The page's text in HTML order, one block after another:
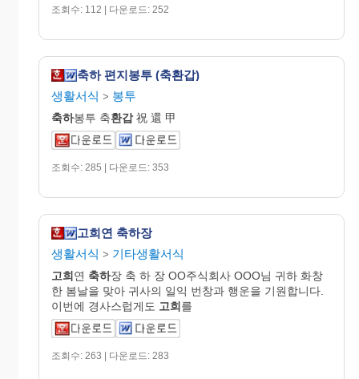
조회수: 112 | 다운로드: 252
축하 편지봉투 (축환갑)
생활서식 > 봉투
축하봉투 축환갑祝 還 甲
조회수: 285 | 다운로드: 353
고희연 축하장
생활서식 > 기타생활서식
고희연 축하장 축 하 장 OO주식회사 OOO님 귀하 화창
한 봄날을 맞아 귀사의 일익 번창과 행운을 기원합니다.
이번에 경사스럽게도 고희를
조회수: 263 | 다운로드: 283